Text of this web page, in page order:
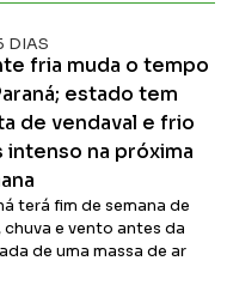
DIAS
fria muda o tempo
estado tem
de vendaval e frio
intenso na próxima
terá fim de semana de
chuva e vento antes da
de uma massa de ar